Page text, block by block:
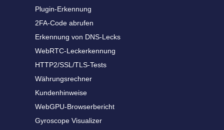
Plugin-Erkennung
2FA-Code abrufen
Erkennung von DNS-Lecks
WebRTC-Leckerkennung
HTTP2/SSL/TLS-Tests
Währungsrechner
Kundenhinweise
WebGPU-Browserbericht
Gyroscope Visualizer